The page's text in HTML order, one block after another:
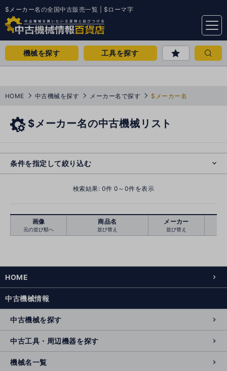
$メーカー名の全国中古販売一覧 | $ローマ字
menu
機械を探す 工具を探す
HOME 中古機械を探す メーカー名で探す $メーカー名
$メーカー名の中古機械リスト
条件を指定して絞り込む
検索結果: 0件 0～0件を表示
画像
元の並び順へ
商品名
並び替え
メーカー
並び替え
HOME
中古機械情報
中古機械を探す
中古工具・周辺機器を探す
機械名一覧